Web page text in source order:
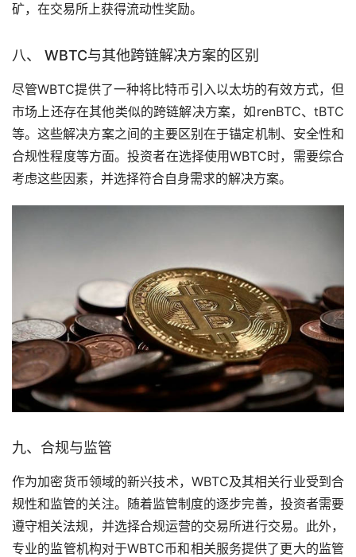
矿，在交易所上获得流动性奖励。
八、 WBTC与其他跨链解决方案的区别
尽管WBTC提供了一种将比特币引入以太坊的有效方式，但
市场上还存在其他类似的跨链解决方案，如renBTC、tBTC
等。这些解决方案之间的主要区别在于锚定机制、安全性和
合规性程度等方面。投资者在选择使用WBTC时，需要综合
考虑这些因素，并选择符合自身需求的解决方案。
九、合规与监管
作为加密货币领域的新兴技术，WBTC及其相关行业受到合
规性和监管的关注。随着监管制度的逐步完善，投资者需要
遵守相关法规，并选择合规运营的交易所进行交易。此外，
专业的监管机构对于WBTC币和相关服务提供了更大的监管